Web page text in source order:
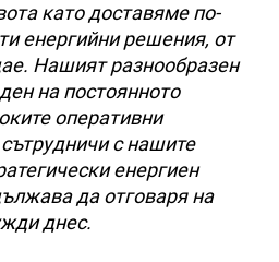
като доставяме по-
енергийни решения, от
Нашият разнообразен
на постоянното
оперативни
с нашите
енергиен
да отговаря на
днес.